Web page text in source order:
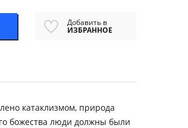
Добавить в
ИЗБРАННОЕ
катаклизмом, природа
божества люди должны были